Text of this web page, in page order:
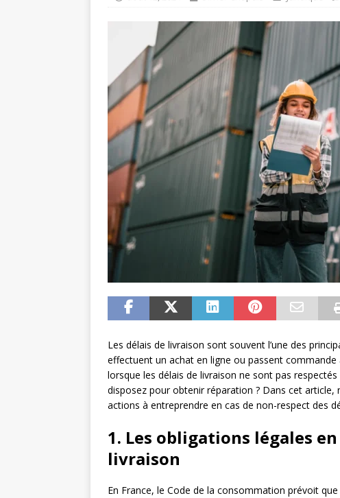
Les délais de livraison sont souvent l’une des
effectuent un achat en ligne ou passent commande
lorsque les délais de livraison ne sont pas
disposez pour obtenir réparation ? Dans cet
actions à entreprendre en cas de non-respect des
1. Les obligations légales
livraison
En France, le Code de la consommation prévoit